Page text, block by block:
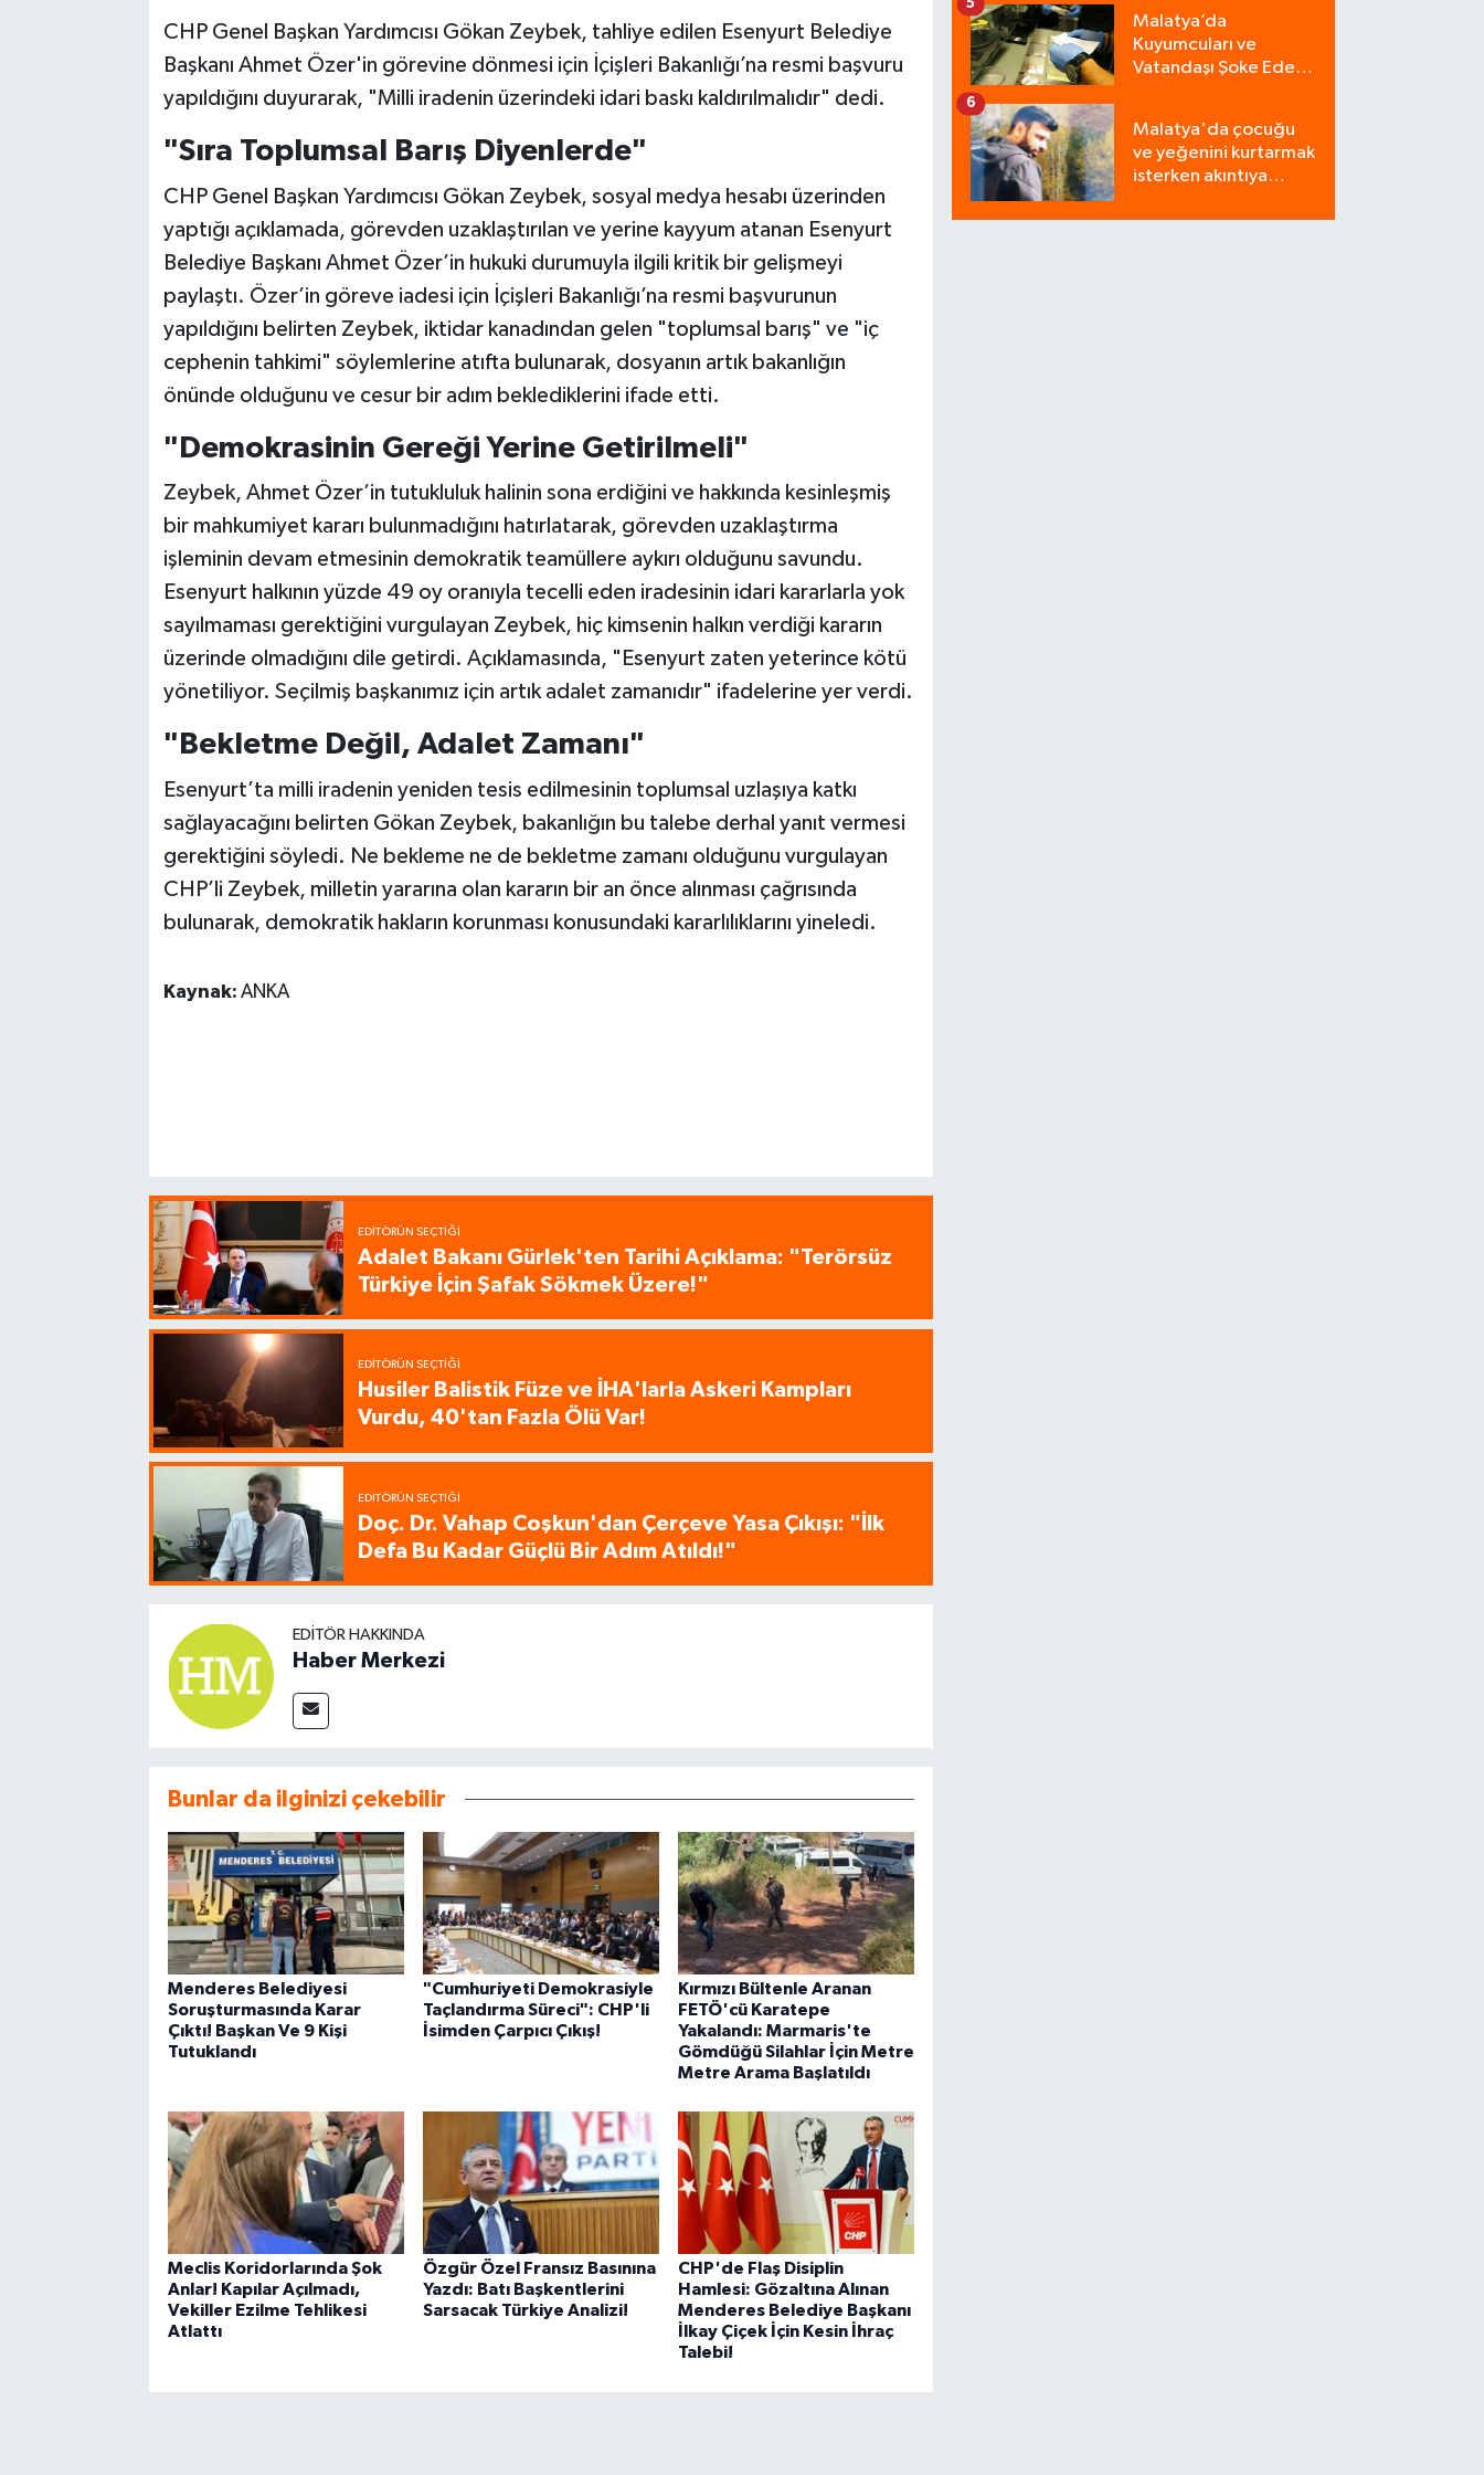
CHP Genel Başkan Yardımcısı Gökan Zeybek, tahliye edilen Esenyurt Belediye
Başkanı Ahmet Özer'in görevine dönmesi için İçişleri Bakanlığı’na resmi başvuru
yapıldığını duyurarak, "Milli iradenin üzerindeki idari baskı kaldırılmalıdır" dedi.
"Sıra Toplumsal Barış Diyenlerde"
CHP Genel Başkan Yardımcısı Gökan Zeybek, sosyal medya hesabı üzerinden
yaptığı açıklamada, görevden uzaklaştırılan ve yerine kayyum atanan Esenyurt
Belediye Başkanı Ahmet Özer’in hukuki durumuyla ilgili kritik bir gelişmeyi
paylaştı. Özer’in göreve iadesi için İçişleri Bakanlığı’na resmi başvurunun
yapıldığını belirten Zeybek, iktidar kanadından gelen "toplumsal barış" ve "iç
cephenin tahkimi" söylemlerine atıfta bulunarak, dosyanın artık bakanlığın
önünde olduğunu ve cesur bir adım beklediklerini ifade etti.
"Demokrasinin Gereği Yerine Getirilmeli"
Zeybek, Ahmet Özer’in tutukluluk halinin sona erdiğini ve hakkında kesinleşmiş
bir mahkumiyet kararı bulunmadığını hatırlatarak, görevden uzaklaştırma
işleminin devam etmesinin demokratik teamüllere aykırı olduğunu savundu.
Esenyurt halkının yüzde 49 oy oranıyla tecelli eden iradesinin idari kararlarla yok
sayılmaması gerektiğini vurgulayan Zeybek, hiç kimsenin halkın verdiği kararın
üzerinde olmadığını dile getirdi. Açıklamasında, "Esenyurt zaten yeterince kötü
yönetiliyor. Seçilmiş başkanımız için artık adalet zamanıdır" ifadelerine yer verdi.
"Bekletme Değil, Adalet Zamanı"
Esenyurt’ta milli iradenin yeniden tesis edilmesinin toplumsal uzlaşıya katkı
sağlayacağını belirten Gökan Zeybek, bakanlığın bu talebe derhal yanıt vermesi
gerektiğini söyledi. Ne bekleme ne de bekletme zamanı olduğunu vurgulayan
CHP’li Zeybek, milletin yararına olan kararın bir an önce alınması çağrısında
bulunarak, demokratik hakların korunması konusundaki kararlılıklarını yineledi.
Kaynak: ANKA
EDITÖRÜN SEÇTIĞI
Adalet Bakanı Gürlek'ten Tarihi Açıklama: "Terörsüz
Türkiye İçin Şafak Sökmek Üzere!"
EDITÖRÜN SEÇTIĞI
Husiler Balistik Füze ve İHA'larla Askeri Kampları
Vurdu, 40'tan Fazla Ölü Var!
EDITÖRÜN SEÇTIĞI
Doç. Dr. Vahap Coşkun'dan Çerçeve Yasa Çıkışı: "İlk
Defa Bu Kadar Güçlü Bir Adım Atıldı!"
EDITÖR HAKKINDA
Haber Merkezi
Bunlar da ilginizi çekebilir
Menderes Belediyesi
Soruşturmasında Karar
Çıktı! Başkan Ve 9 Kişi
Tutuklandı
"Cumhuriyeti Demokrasiyle
Taçlandırma Süreci": CHP'li
İsimden Çarpıcı Çıkış!
Kırmızı Bültenle Aranan
FETÖ'cü Karatepe
Yakalandı: Marmaris'te
Gömdüğü Silahlar İçin Metre
Metre Arama Başlatıldı
Meclis Koridorlarında Şok
Anlar! Kapılar Açılmadı,
Vekiller Ezilme Tehlikesi
Atlattı
Özgür Özel Fransız Basınına
Yazdı: Batı Başkentlerini
Sarsacak Türkiye Analizi!
CHP'de Flaş Disiplin
Hamlesi: Gözaltına Alınan
Menderes Belediye Başkanı
İlkay Çiçek İçin Kesin İhraç
Talebi!
Malatya’da
Kuyumcuları ve
Vatandaşı Şoke Eden
Bozdu!
5
Malatya'da çocuğu
ve yeğenini kurtarmak
isterken akıntıya
yaşamını yitirdi
6